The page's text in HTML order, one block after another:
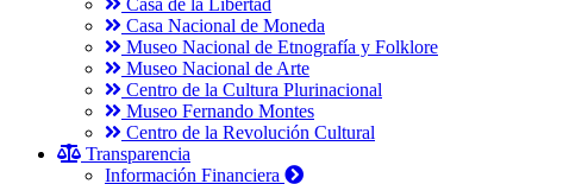
Casa de la Libertad
Casa Nacional de Moneda
Museo Nacional de Etnografía y Folklore
Museo Nacional de Arte
Centro de la Cultura Plurinacional
Museo Fernando Montes
Centro de la Revolución Cultural
Transparencia
Información Financiera